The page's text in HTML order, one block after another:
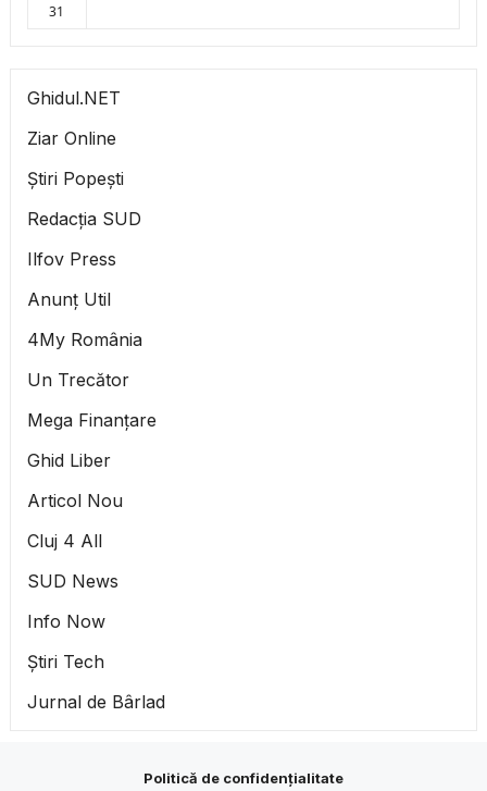
31
Ghidul.NET
Ziar Online
Știri Popești
Redacția SUD
Ilfov Press
Anunț Util
4My România
Un Trecător
Mega Finanțare
Ghid Liber
Articol Nou
Cluj 4 All
SUD News
Info Now
Știri Tech
Jurnal de Bârlad
Politică de confidențialitate